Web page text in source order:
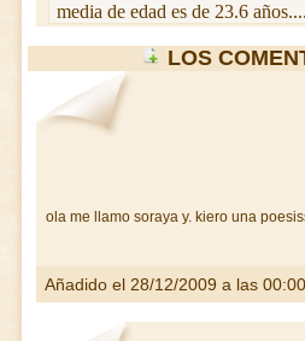
media de edad es de 23.6 años....
LOS
ola me llamo soraya y. kiero una
Añadido el 28/12/2009 a las